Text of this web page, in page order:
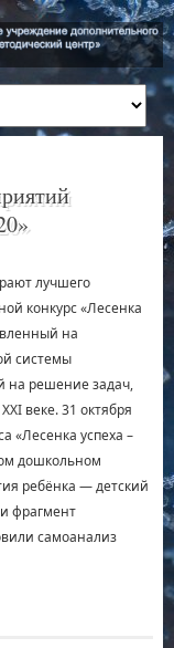
лучшего
конкурс «Лесенка
на
системы
на решение задач,
веке. 31 октября
«Лесенка успеха –
дошкольном
ребёнка — детский
фрагмент
самоанализ